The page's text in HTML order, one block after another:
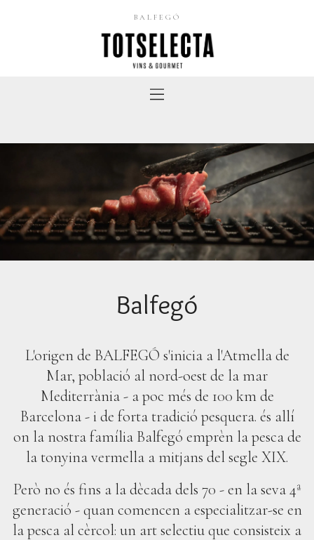
BALFEGÓ
Balfegó
L'origen de BALFEGÓ s'inicia a l'Atmella de
Mar, població al nord-oest de la mar
Mediterrània - a poc més de 100 km de
Barcelona - i de forta tradició pesquera. és allí
on la nostra família Balfegó emprèn la pesca de
la tonyina vermella a mitjans del segle XIX.
Però no és fins a la dècada dels 70 - en la seva 4ª
generació - quan comencen a especialitzar-se en
la pesca al cèrcol: un art selectiu que consisteix a